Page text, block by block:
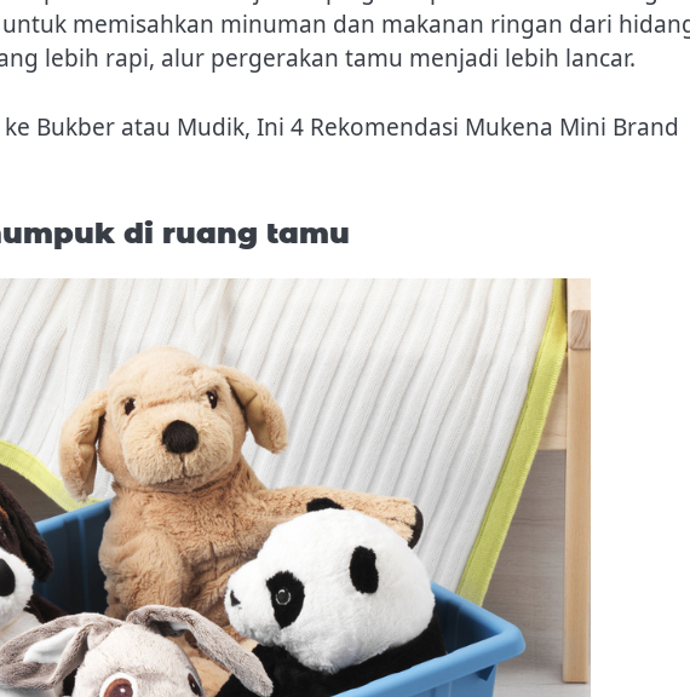
untuk memisahkan minuman dan makanan ringan dari
lebih rapi, alur pergerakan tamu menjadi lebih lancar.
Bukber atau Mudik, Ini 4 Rekomendasi Mukena Mini Brand
di ruang tamu